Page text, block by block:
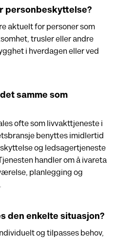
personbeskyttelse?
aktuelt for personer som
trusler eller andre
i hverdagen eller ved
samme som
ofte som livvakttjeneste i
benyttes imidlertid
og ledsagertjeneste
handler om å ivareta
planlegging og
den enkelte situasjon?
og tilpasses behov,